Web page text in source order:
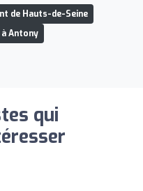
de Hauts-de-Seine
Antony
qui